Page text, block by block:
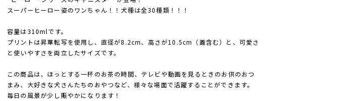
スーパーヒーロー姿のワンちゃん！！犬種は全30種類！！！
容量は310mlです。
プリントは昇華転写を使用し、直径が8.2cm、高さが10.5cm（蓋含む）と、可愛さ
と使いやすさを両立したサイズです。
この商品は、ほっとする一杯のお茶の時間、テレビや動画を見るときのお供のおつ
まみ、大好きな犬さんたちのおやつなど、様々な場面で活躍することができます。
毎日の風景が少し賑やかになります！